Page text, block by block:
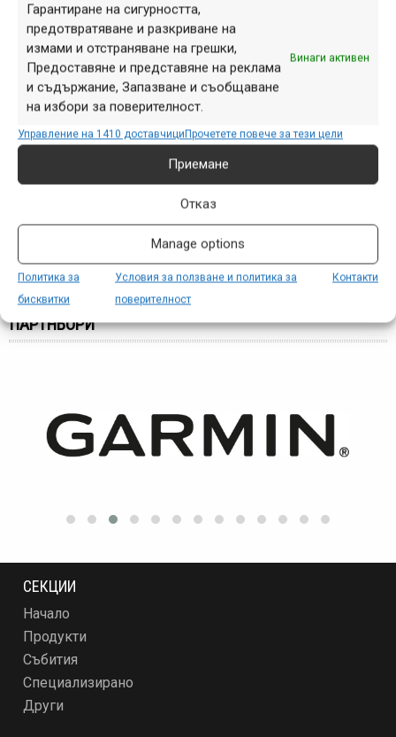
Гарантиране на сигурността,
предотвратяване и разкриване на
измами и отстраняване на грешки,
Предоставяне и представяне на реклама
и съдържание, Запазване и съобщаване
на избори за поверителност.
Винаги активен
Управление на 1410 доставчициПрочетете повече за тези цели
Приемане
Отказ
Manage options
Политика за
бисквитки
Условия за ползване и политика за
поверителност
Контакти
Националната асоциация за приемна грижа,
Международния женски клуб – София, Фондация BNP
Paribas, Imaginarium, Sofia Ring Mall, МОГА Дряново,
Дюкян Меломан.
, благотворителност
колело за смет
Предишна Следваща
ПАРТНЬОРИ
СЕКЦИИ
Начало
Продукти
Събития
Специализирано
Други